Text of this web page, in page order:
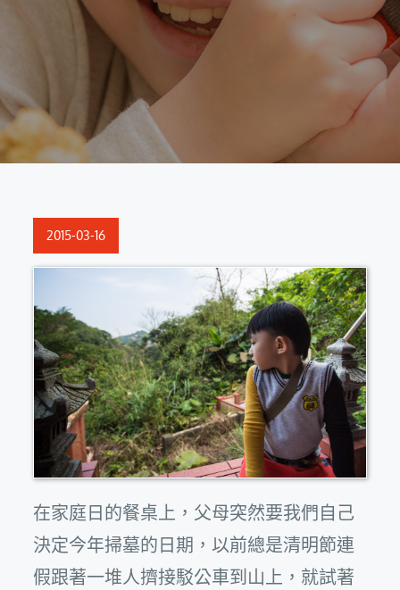
Posted
on
2015-03-16
在家庭日的餐桌上，父母突然要我們自己
決定今年掃墓的日期，以前總是清明節連
假跟著一堆人擠接駁公車到山上，就試著